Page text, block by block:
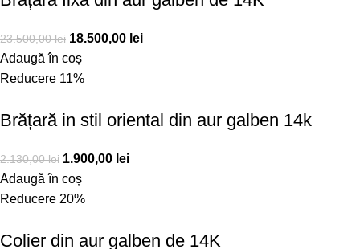
23.500,00lei 18.500,00 lei
Adaugă în coș
Reducere 11%
Brățară in stil oriental din aur galben 14k
2.130,00lei 1.900,00 lei
Adaugă în coș
Reducere 20%
Colier din aur galben de 14K